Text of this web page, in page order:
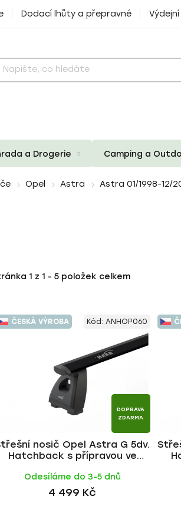
Dodací lhůty a přepravné
a Drogerie Camping a
Opel Astra
Astra 01/1998-12/
1 z 1 - 5 položek celkem
ČESKÁ VÝROBA
DOPRAVA
ZDARMA
nosič Opel Astra G 5dv.
Hatchback s přípravou ve
tyč | HAKR
Odesíláme do 3-5 dnů
4 499 Kč
Kód: ANHOP060